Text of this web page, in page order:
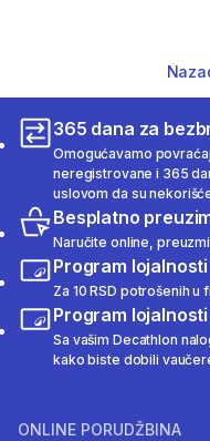
365 dana za
Omogućavamo
neregistrovane i 365
uslovom da su
Besplatno
Naručite online,
Program lojalnosti
Za 10 RSD potrošenih
Program lojalnosti
Sa vašim Decathlon
kako biste dobili
ONLINE PORUDŽBINA